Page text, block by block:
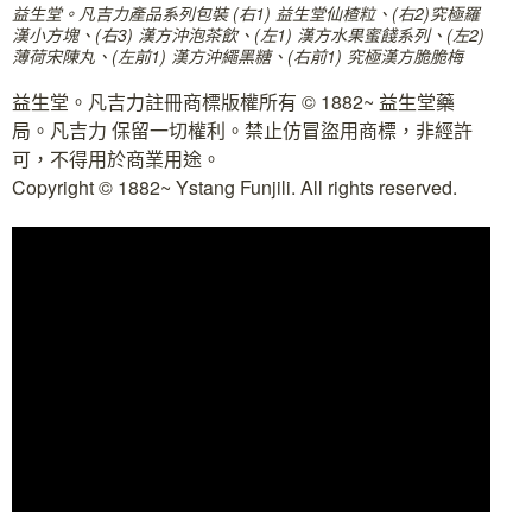
益生堂。凡吉力產品系列包裝 (右1) 益生堂仙楂粒、(右2)究極羅
漢小方塊、(右3) 漢方沖泡茶飲、(左1) 漢方水果蜜餞系列、(左2)
薄荷宋陳丸、(左前1) 漢方沖繩黑糖、(右前1) 究極漢方脆脆梅
益生堂。凡吉力註冊商標版權所有 © 1882~ 益生堂藥
局。凡吉力 保留一切權利。禁止仿冒盜用商標，非經許
可，不得用於商業用途。
Copyright © 1882~ Ystang Funjili. All rights reserved.